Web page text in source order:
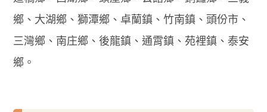
鄉、大湖鄉、獅潭鄉、卓蘭鎮、竹南鎮、頭份市、
三灣鄉、南庄鄉、後龍鎮、通霄鎮、苑裡鎮、泰安
鄉。